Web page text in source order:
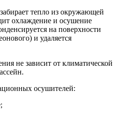
тепло из окружающей
охлаждение и осушение
на поверхности
и удаляется
не зависит от климатической
осушителей: